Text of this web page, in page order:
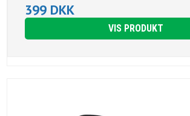
399 DKK
VIS PRODUKT